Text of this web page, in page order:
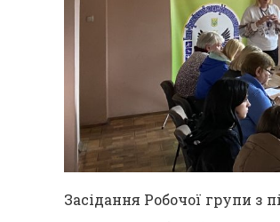
Засідання Робочої групи з